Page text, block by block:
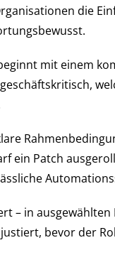
die
mit einem
ein Patch
– in
bevor der